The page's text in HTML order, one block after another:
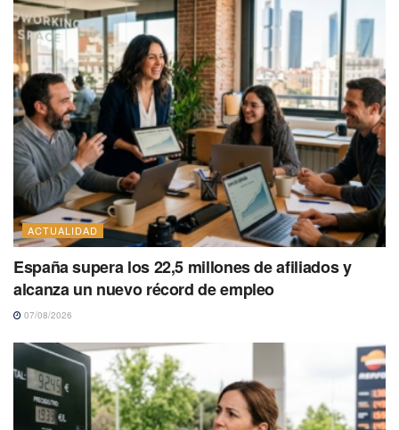
ACTUALIDAD
España supera los 22,5 millones de afiliados y
alcanza un nuevo récord de empleo
07/08/2026